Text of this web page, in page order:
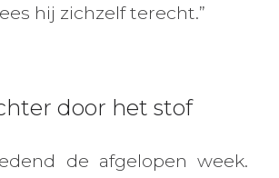
hij zichzelf terecht.”
door het stof
de afgelopen week.